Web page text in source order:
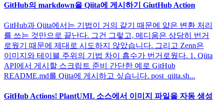
GitHub의 markdown을 Qiita에 게시하기 GiutHub Action
GitHub과 Qiita에서는 기법이 거의 같기 때문에 얇은 변환 처리
를 쓰는 것만으로 끝난다. 그건 그렇고, 메디움은 상당히 번거
로웠기 때문에 제대로 시도하지 않았습니다. 그리고 Zenn은
이미지와 테이블 주위의 기법 차이 흡수가 번거로웠다. 1. Qiita
API에서 게시할 스크립트 준비 간단한 예로 GitHub
README.md를 Qiita에 게시하고 싶습니다. post_qiita.sh...
GitHub Actions! PlantUML 소스에서 이미지 파일을 자동 생성